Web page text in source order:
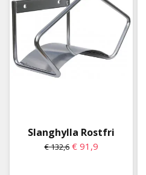
Slanghylla Rostfri
€ 132,6 € 91,9